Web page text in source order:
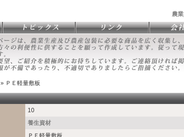
農
» ＰＥ軽量敷板
10
養生資材
ＰＥ軽量敷板